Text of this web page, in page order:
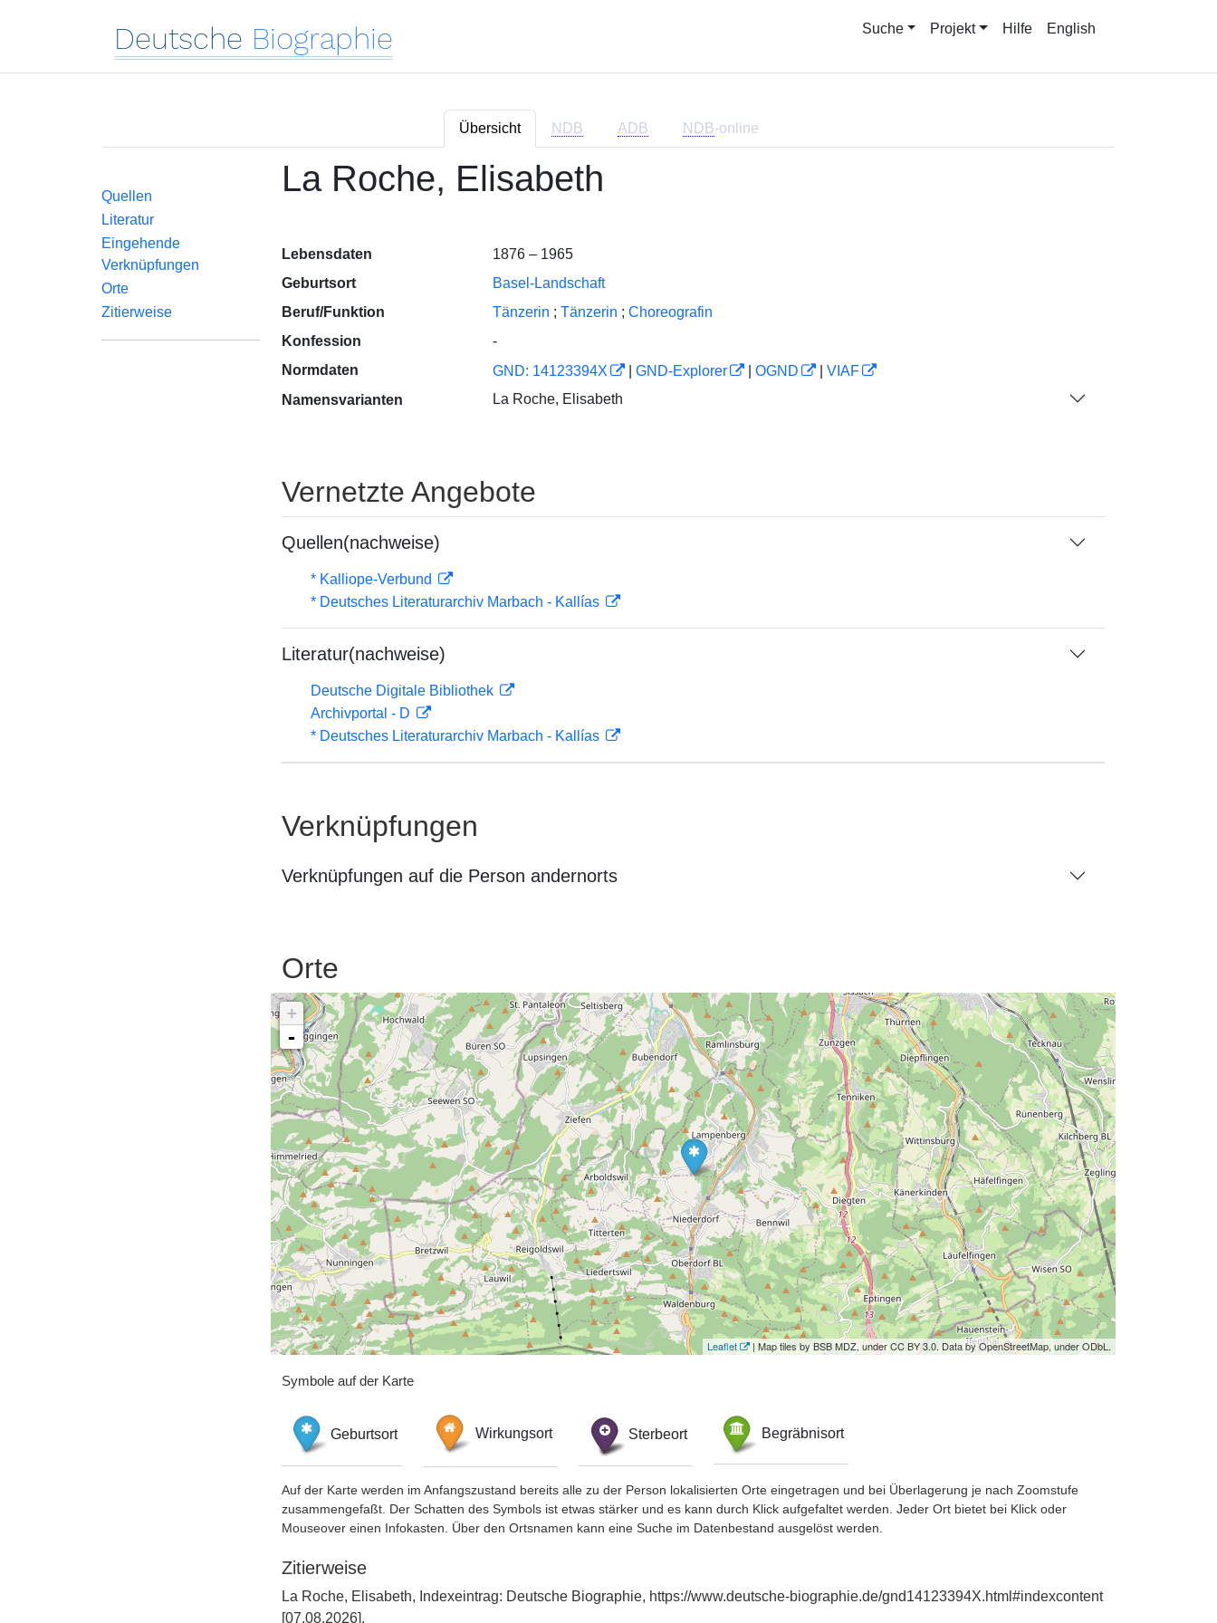
Deutsche Biographie Suche Projekt Hilfe English
Übersicht NDB ADB NDB-online
Quellen
Literatur
Eingehende
Verknüpfungen
Orte
Zitierweise
La Roche, Elisabeth
Lebensdaten
1876 – 1965
Geburtsort
Basel-Landschaft
Beruf/Funktion
Tänzerin ; Tänzerin ; Choreografin
Konfession
-
Normdaten
GND: 14123394X GND-Explorer OGND
VIAF
Namensvarianten
La Roche, Elisabeth
Vernetzte Angebote
Quellen(nachweise)
* Kalliope-Verbund
* Deutsches Literaturarchiv Marbach - Kallías
Literatur(nachweise)
Deutsche Digitale Bibliothek
Archivportal - D
* Deutsches Literaturarchiv Marbach - Kallías
Verknüpfungen
Verknüpfungen auf die Person andernorts
Orte
+
-
Leaflet | Map tiles by BSB MDZ, under CC BY 3.0. Data by OpenStreetMap, under ODbL.
Symbole auf der Karte
Geburtsort Wirkungsort Sterbeort Begräbnisort
Auf der Karte werden im Anfangszustand bereits alle zu der Person lokalisierten Orte eingetragen und bei Überlagerung je nach Zoomstufe
zusammengefaßt. Der Schatten des Symbols ist etwas stärker und es kann durch Klick aufgefaltet werden. Jeder Ort bietet bei Klick oder
Mouseover einen Infokasten. Über den Ortsnamen kann eine Suche im Datenbestand ausgelöst werden.
Zitierweise
La Roche, Elisabeth, Indexeintrag: Deutsche Biographie, https://www.deutsche-biographie.de/gnd14123394X.html#indexcontent
[07.08.2026].